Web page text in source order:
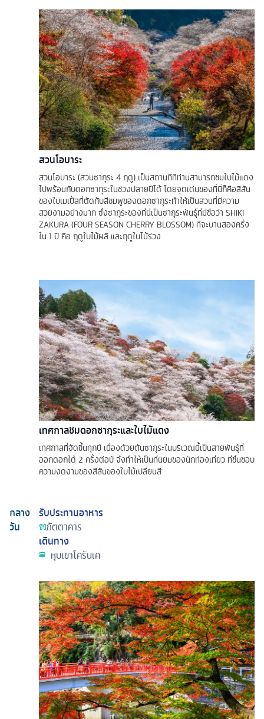
สวนโอบาระ
สวนโอบาระ (สวนซากุระ 4 ฤดู) เป็นสถานที่ที่ท่านสามารถชมใบไม้แดง
ไปพร้อมกับดอกซากุระในช่วงปลายปีได้ โดยจุดเด่นของที่นี่ก็คือสีสัน
ของใบเมเปิ้ลที่ตัดกับสีชมพูของดอกซากุระทำให้เป็นสวนที่มีความ
สวยงามอย่างมาก ซึ่งซากุระของที่นี่เป็นซากุระพันธุ์ที่มีชื่อว่า SHIKI
ZAKURA (FOUR SEASON CHERRY BLOSSOM) ที่จะบานสองครั้ง
ใน 1 ปี คือ ฤดูใบไม้ผลิ และฤดูใบไม้ร่วง
เทศกาลชมดอกซากุระและใบไม้แดง
เทศกาลที่จัดขึ้นทุกปี เนื่องด้วยต้นซากุระในบริเวณนี้เป็นสายพันธุ์ที่
ออกดอกได้ 2 ครั้งต่อปี จึงทำให้เป็นที่นิยมของนักท่องเที่ยว ที่ชื่นชอบ
ความงดงามของสีสันของใบไม้เปลี่ยนสี
กลาง
วัน
รับประทานอาหาร
ภัตตาคาร
เดินทาง
หุบเขาโครันเค